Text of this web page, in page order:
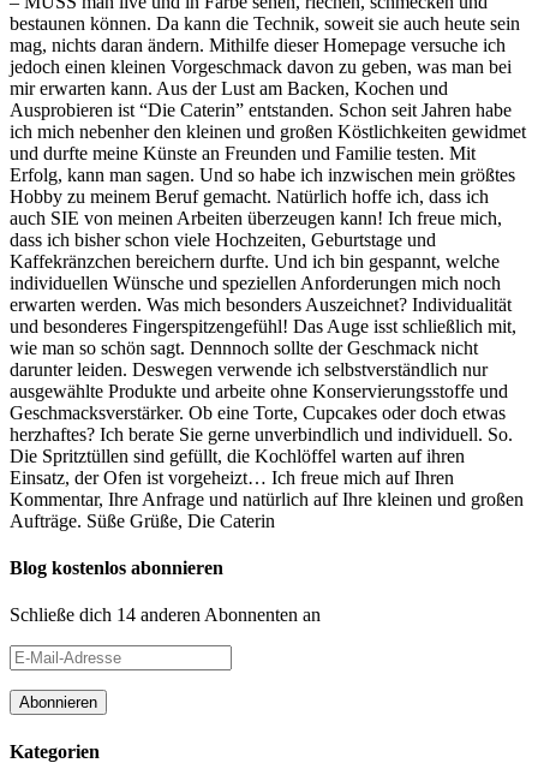
bestaunen können. Da kann die Technik, soweit sie auch heute sein
mag, nichts daran ändern. Mithilfe dieser Homepage versuche ich
jedoch einen kleinen Vorgeschmack davon zu geben, was man bei
mir erwarten kann. Aus der Lust am Backen, Kochen und
Ausprobieren ist “Die Caterin” entstanden. Schon seit Jahren habe
ich mich nebenher den kleinen und großen Köstlichkeiten gewidmet
und durfte meine Künste an Freunden und Familie testen. Mit
Erfolg, kann man sagen. Und so habe ich inzwischen mein größtes
Hobby zu meinem Beruf gemacht. Natürlich hoffe ich, dass ich
auch SIE von meinen Arbeiten überzeugen kann! Ich freue mich,
dass ich bisher schon viele Hochzeiten, Geburtstage und
Kaffekränzchen bereichern durfte. Und ich bin gespannt, welche
individuellen Wünsche und speziellen Anforderungen mich noch
erwarten werden. Was mich besonders Auszeichnet? Individualität
und besonderes Fingerspitzengefühl! Das Auge isst schließlich mit,
wie man so schön sagt. Dennnoch sollte der Geschmack nicht
darunter leiden. Deswegen verwende ich selbstverständlich nur
ausgewählte Produkte und arbeite ohne Konservierungsstoffe und
Geschmacksverstärker. Ob eine Torte, Cupcakes oder doch etwas
herzhaftes? Ich berate Sie gerne unverbindlich und individuell. So.
Die Spritztüllen sind gefüllt, die Kochlöffel warten auf ihren
Einsatz, der Ofen ist vorgeheizt… Ich freue mich auf Ihren
Kommentar, Ihre Anfrage und natürlich auf Ihre kleinen und großen
Aufträge. Süße Grüße, Die Caterin
Blog kostenlos abonnieren
Schließe dich 14 anderen Abonnenten an
E-
Mail-
Adresse
Abonnieren
Kategorien